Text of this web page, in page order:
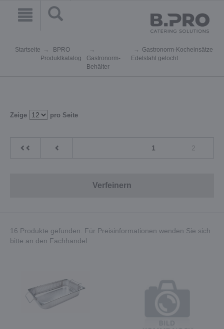
Startseite
BPRO
Produktkatalog
Gastronorm-
Behälter
Gastronorm-Kocheinsätze
Edelstahl gelocht
Zeige pro Seite
1 2
Verfeinern
16 Produkte gefunden. Für Preisinformationen wenden Sie sich
bitte an den Fachhandel